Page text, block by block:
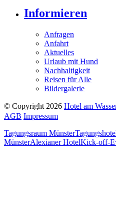
Informieren
Anfragen
Anfahrt
Aktuelles
Urlaub mit Hund
Nachhaltigkeit
Reisen für Alle
Bildergalerie
© Copyright 2026 Hotel am
AGB Impressum
Tagungsraum Münster
MünsterAlexianer HotelKick-off-